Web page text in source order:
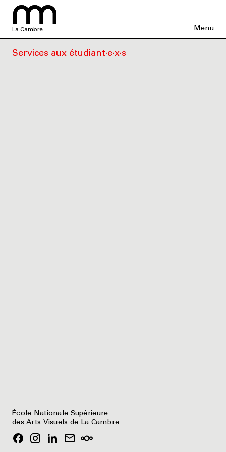
La Cambre Menu
Services aux étudiant·e·x·s
École Nationale Supérieure
des Arts Visuels de La Cambre